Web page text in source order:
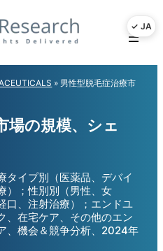
» 男性型脱毛症治療市
場の規模、シェ
タイプ別（医薬品、デバイ
）；性別別（男性、女
口、注射治療）；エンドユ
、在宅ケア、その他のエン
、機会＆競争分析、2024年